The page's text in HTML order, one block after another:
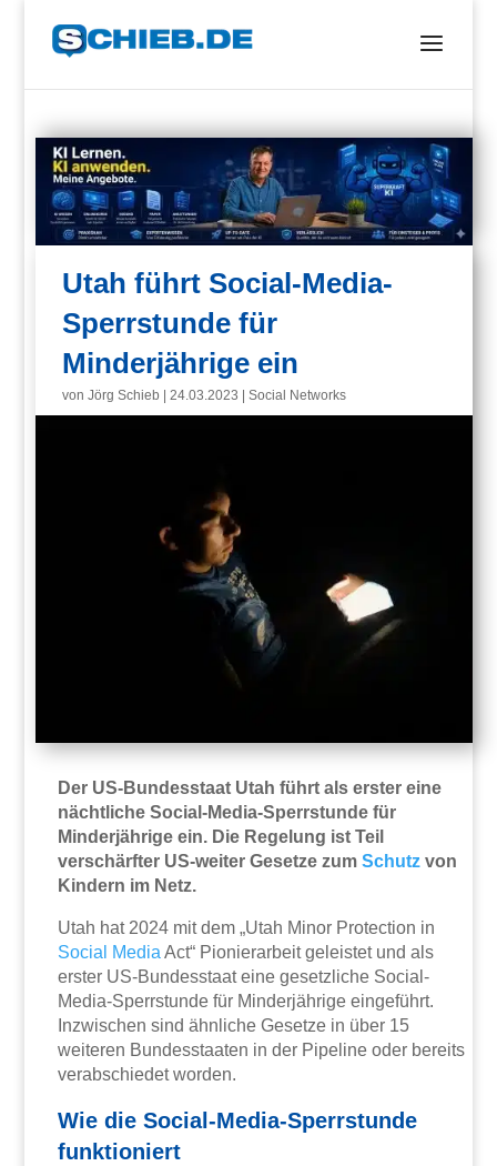
Utah führt Social-Media-
Sperrstunde für
Minderjährige ein
vonJörg Schieb |24.03.2023 |Social Networks
Der US-Bundesstaat Utah führt als erster eine
nächtliche Social-Media-Sperrstunde für
Minderjährige ein. Die Regelung ist Teil
verschärfter US-weiter Gesetze zumSchutz von
Kindern im Netz.
Utah hat 2024 mit dem „Utah Minor Protection in
Social Media Act“ Pionierarbeit geleistet und als
erster US-Bundesstaat eine gesetzliche Social-
Media-Sperrstunde für Minderjährige eingeführt.
Inzwischen sind ähnliche Gesetze in über 15
weiteren Bundesstaaten in der Pipeline oder bereits
verabschiedet worden.
Wie die Social-Media-Sperrstunde
funktioniert